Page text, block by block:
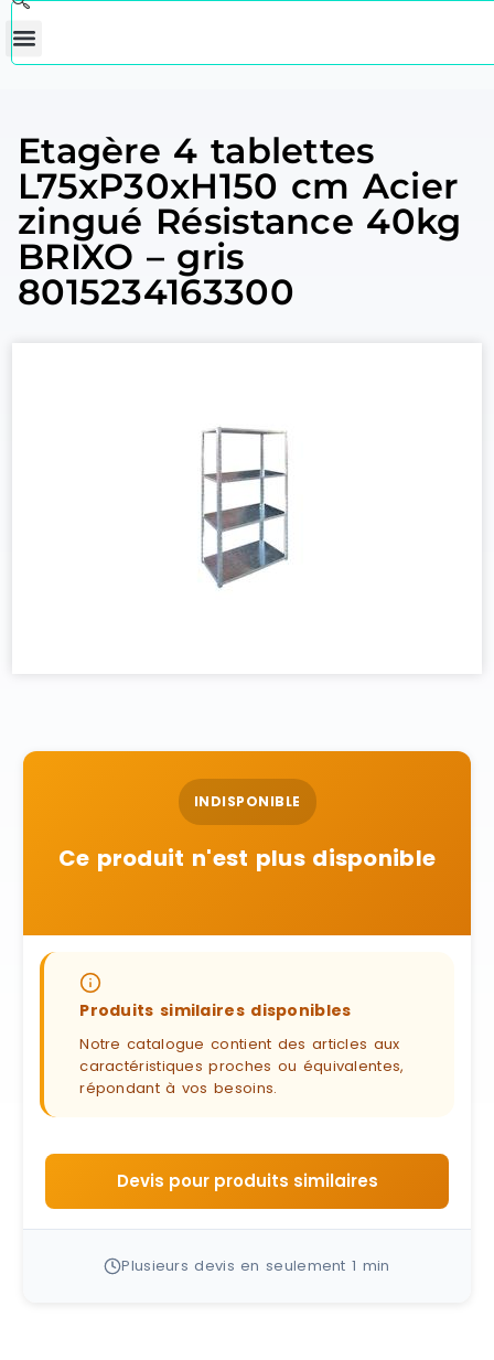
Etagère 4 tablettes
L75xP30xH150 cm Acier
zingué Résistance 40kg
BRIXO – gris
8015234163300
INDISPONIBLE
Ce produit n'est plus disponible
Produits similaires disponibles
Notre catalogue contient des articles aux
caractéristiques proches ou équivalentes,
répondant à vos besoins.
Devis pour produits similaires
Plusieurs devis en seulement 1 min